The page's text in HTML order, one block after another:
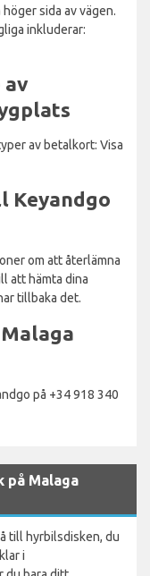
sida av vägen.
inkluderar:
av
av betalkort: Visa
Keyandgo
om att återlämna
att hämta dina
tillbaka det.
på +34 918 340
på Malaga
till hyrbilsdisken, du
i